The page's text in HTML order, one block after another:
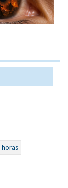
horas